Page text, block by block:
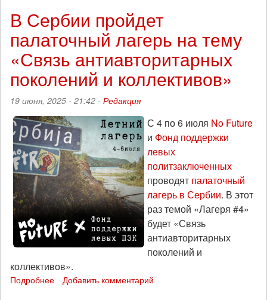
с
российскими
вег-
политзаключёнными
пройдёт
в
В Сербии пройдет
палаточный лагерь на тему
«Связь антиавторитарных
поколений и коллективов»
19 июня, 2025 - 21:42 - Редакция
С 4 по 6 июля No Future
и Фонд поддержки
левых
политзаключенных
проводят палаточный
лагерь в Сербии. В этот
раз темой «Лагеря #4»
будет «Связь
антиавторитарных
поколений и
коллективов».
Подробнее Добавить комментарий